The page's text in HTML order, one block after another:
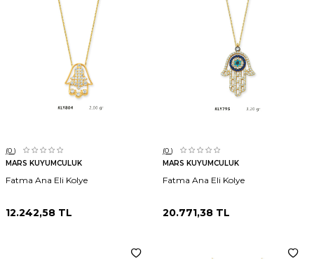
(0 )
MARS KUYUMCULUK
Fatma Ana Eli Kolye
12.242,58 TL
(0 )
MARS KUYUMCULUK
Fatma Ana Eli Kolye
20.771,38 TL